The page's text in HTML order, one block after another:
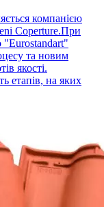
компанією
Coperture.При
"Eurostandart"
та новим
якості.
етапів, на яких